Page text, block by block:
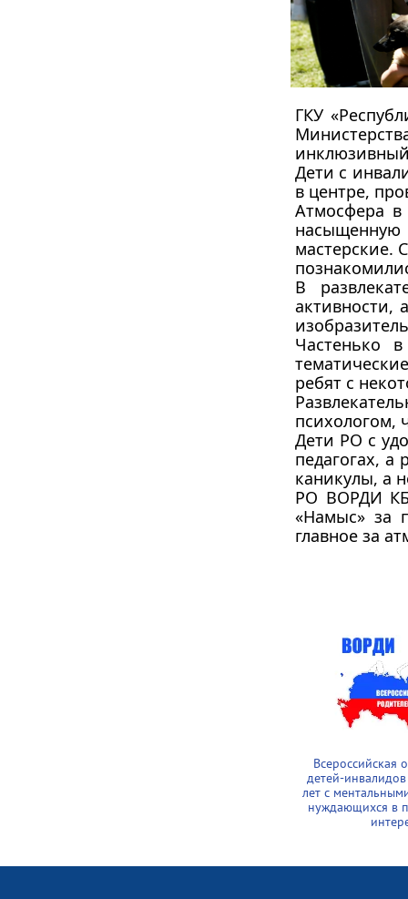
ГКУ
Дети с
в центре,
Атмосфера в
мастерские.
В
активности,
Частенько
ребят с
психологом,
Дети РО с
педагогах, а
каникулы, а
РО ВОРДИ
«Намыс» за
главное за
Всероссийская
детей-
лет с
нуждающихся в